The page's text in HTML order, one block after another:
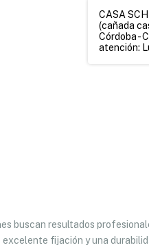
CASA
(cañada
Córdoba -
atención:
buscan resultados
fijación y una